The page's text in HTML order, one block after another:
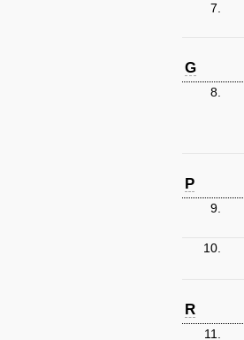
7.
G
8.
P
9.
10.
R
11.